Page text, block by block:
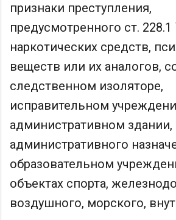
признаки преступления,
предусмотренного ст.
наркотических средств,
веществ или их аналогов,
следственном изоляторе,
исправительном
административном
административного
образовательном
объектах спорта,
воздушного, морского,